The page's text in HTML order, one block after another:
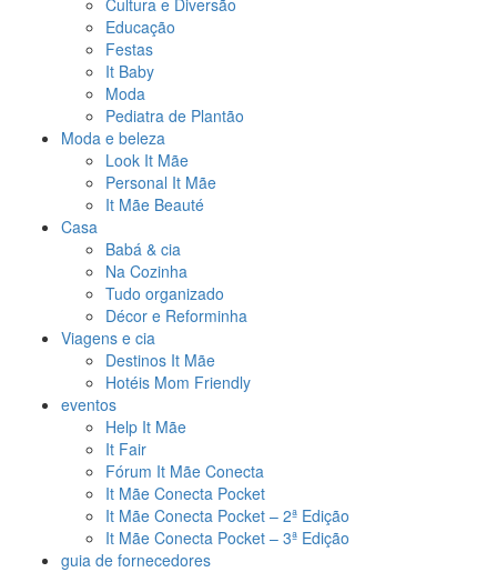
Cultura e Diversão
Educação
Festas
It Baby
Moda
Pediatra de Plantão
Moda e beleza
Look It Mãe
Personal It Mãe
It Mãe Beauté
Casa
Babá & cia
Na Cozinha
Tudo organizado
Décor e Reforminha
Viagens e cia
Destinos It Mãe
Hotéis Mom Friendly
eventos
Help It Mãe
It Fair
Fórum It Mãe Conecta
It Mãe Conecta Pocket
It Mãe Conecta Pocket – 2ª Edição
It Mãe Conecta Pocket – 3ª Edição
guia de fornecedores